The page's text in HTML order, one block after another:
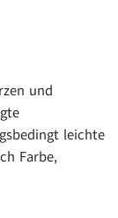
und
leichte
Farbe,